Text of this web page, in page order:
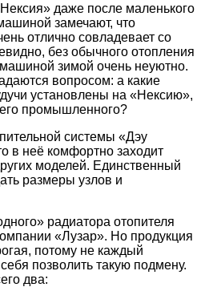
даже после маленького
замечают, что
отлично совладевает со
без обычного отопления
зимой очень неуютно.
вопросом: а какие
установлены на «Нексию»,
промышленного?
системы «Дэу
в неё комфортно заходит
моделей. Единственный
размеры узлов и
радиатора отопителя
«Лузар». Но продукция
потому не каждый
позволить такую подмену.
два: